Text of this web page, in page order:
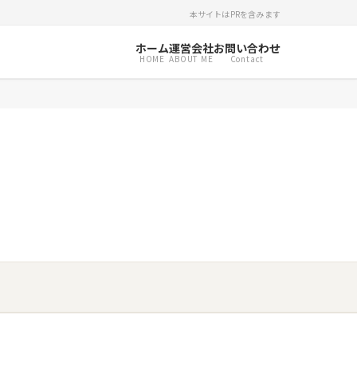
本サイトはPRを含みます
ホーム
HOME
運営会社
ABOUT ME
お問い合わせ
Contact